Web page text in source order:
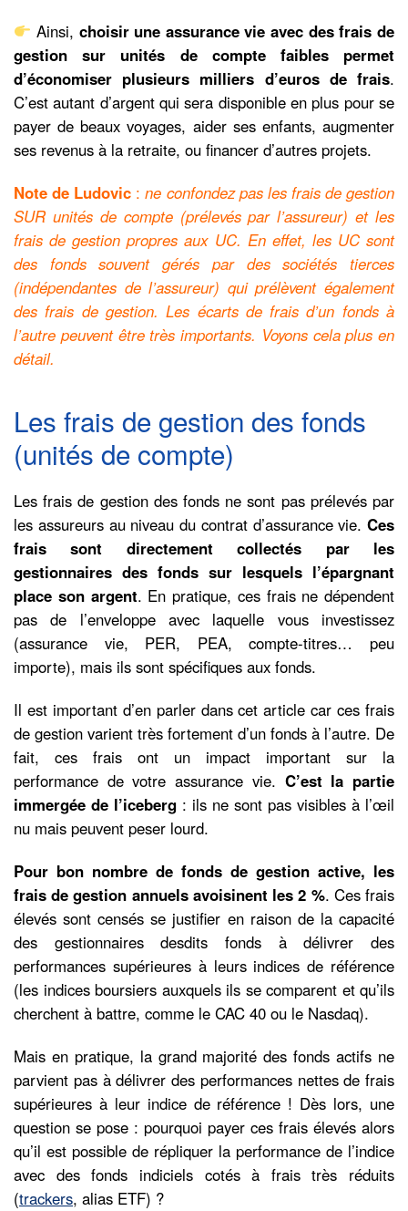
Ainsi, choisir une assurance vie avec des frais de
gestion sur unités de compte faibles permet
d’économiser plusieurs milliers d’euros de frais.
C’est autant d’argent qui sera disponible en plus pour se
payer de beaux voyages, aider ses enfants, augmenter
ses revenus à la retraite, ou financer d’autres projets.
Note de Ludovic :ne confondez pas les frais de gestion
SUR unités de compte (prélevés par l’assureur) et les
frais de gestion propres aux UC. En effet, les UC sont
des fonds souvent gérés par des sociétés tierces
(indépendantes de l’assureur) qui prélèvent également
des frais de gestion. Les écarts de frais d’un fonds à
l’autre peuvent être très importants. Voyons cela plus en
détail.
Les frais de gestion des fonds
(unités de compte)
Les frais de gestion des fonds ne sont pas prélevés par
les assureurs au niveau du contrat d’assurance vie. Ces
frais sont directement collectés par les
gestionnaires des fonds sur lesquels l’épargnant
place son argent. En pratique, ces frais ne dépendent
pas de l’enveloppe avec laquelle vous investissez
(assurance vie, PER, PEA, compte-titres… peu
importe), mais ils sont spécifiques aux fonds.
Il est important d’en parler dans cet article car ces frais
de gestion varient très fortement d’un fonds à l’autre. De
fait, ces frais ont un impact important sur la
performance de votre assurance vie. C’est la partie
immergée de l’iceberg : ils ne sont pas visibles à l’œil
nu mais peuvent peser lourd.
Pour bon nombre de fonds de gestion active, les
frais de gestion annuels avoisinent les 2 %. Ces frais
élevés sont censés se justifier en raison de la capacité
des gestionnaires desdits fonds à délivrer des
performances supérieures à leurs indices de référence
(les indices boursiers auxquels ils se comparent et qu’ils
cherchent à battre, comme le CAC 40 ou le Nasdaq).
Mais en pratique, la grand majorité des fonds actifs ne
parvient pas à délivrer des performances nettes de frais
supérieures à leur indice de référence ! Dès lors, une
question se pose : pourquoi payer ces frais élevés alors
qu’il est possible de répliquer la performance de l’indice
avec des fonds indiciels cotés à frais très réduits
(trackers, alias ETF) ?